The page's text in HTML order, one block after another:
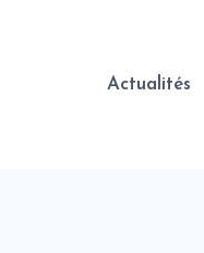
Actualités